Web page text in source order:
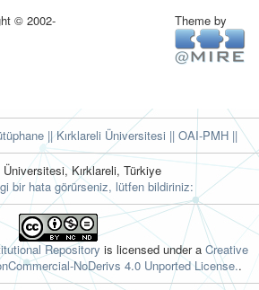
© 2002-
Theme by
|| Kırklareli Üniversitesi || OAI-PMH ||
Üniversitesi, Kırklareli, Türkiye
bir hata görürseniz, lütfen bildiriniz:
Repository is licensed under a Creative
NoDerivs 4.0 Unported License..